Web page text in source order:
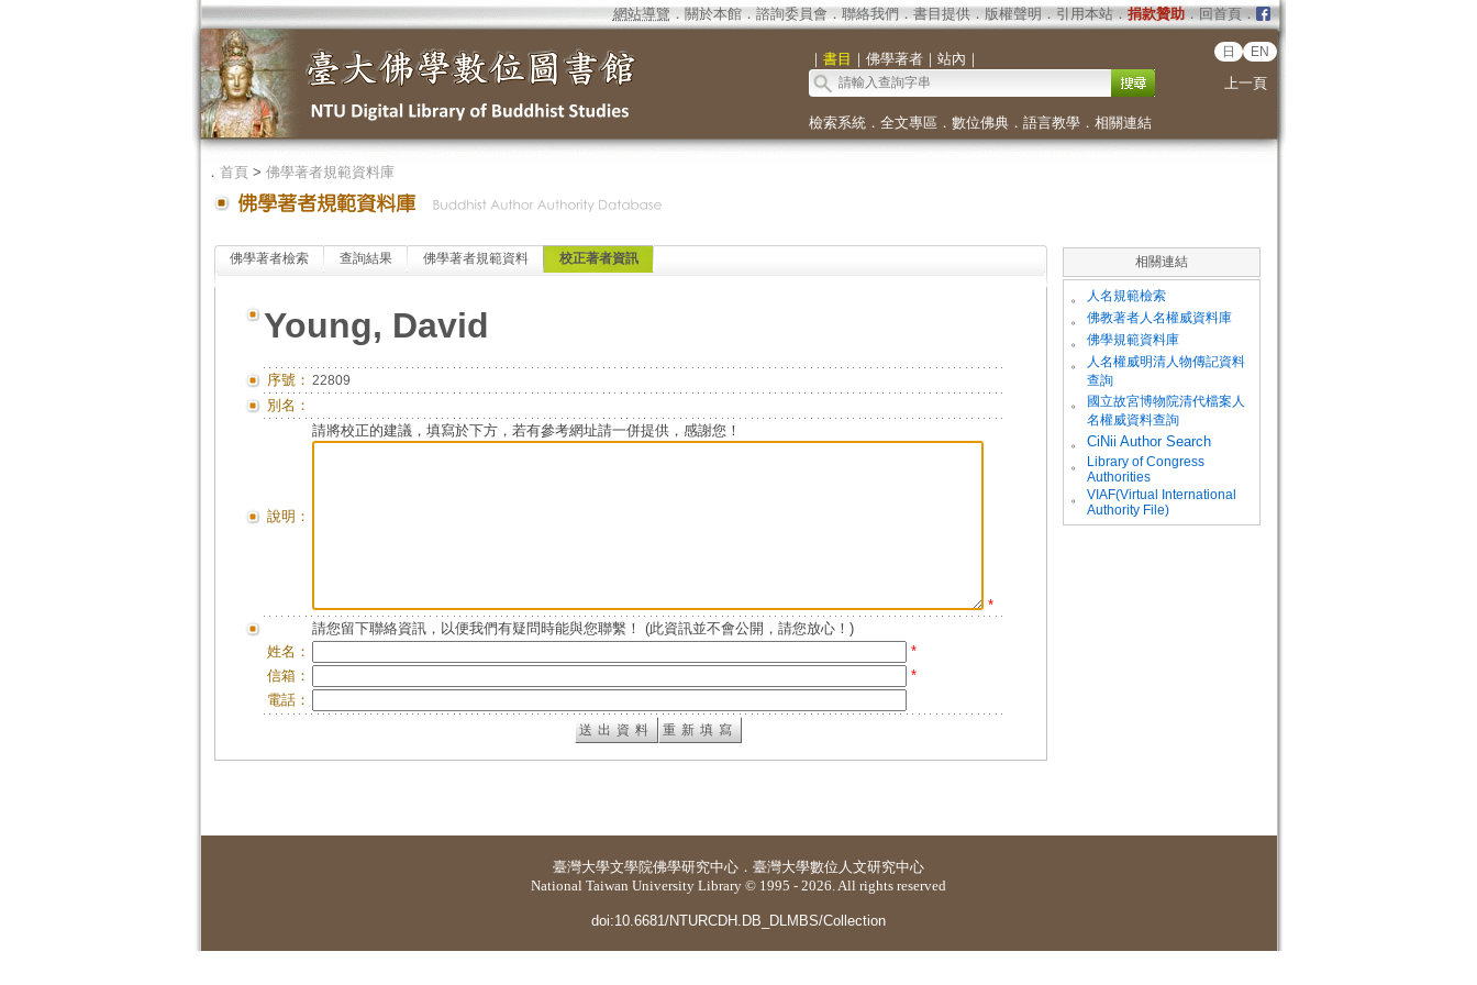
網站導覽 ． 關於本館． 諮詢委員會． 聯絡我們 ． 書目提供． 版權聲明 ． 引用本站． 捐款贊助．回首頁．
｜ 書目 ｜ 佛學著者｜ 站內 ｜ 日 EN
上一頁
檢索系統． 全文專區 ． 數位佛典． 語言教學． 相關連結
． 首頁> 佛學著者規範資料庫
佛學著者檢索 查詢結果 佛學著者規範資料 校正著者資訊
Young, David
序號： 22809
別名：
說明：
請將校正的建議，填寫於下方，若有參考網址請一併提供，感謝您！
*
請您留下聯絡資訊，以便我們有疑問時能與您聯繫！ (此資訊並不會公開，請您放心！)
姓名：
*
信箱：
*
電話：
相關連結
。 人名規範檢索
。 佛教著者人名權威資料庫
。 佛學規範資料庫
。
人名權威明清人物傳記資料
查詢
。
國立故宮博物院清代檔案人
名權威資料查詢
。
CiNii Author Search
。
Library of Congress
Authorities
。
VIAF(Virtual International
Authority File)
臺灣大學文學院佛學研究中心 ． 臺灣大學數位人文研究中心
National Taiwan University Library © 1995 - 2026. All rights reserved
doi:10.6681/NTURCDH.DB_DLMBS/Collection